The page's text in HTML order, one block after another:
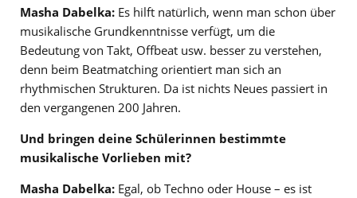
Masha Dabelka: Es hilft natürlich, wenn man schon über
musikalische Grundkenntnisse verfügt, um die
Bedeutung von Takt, Offbeat usw. besser zu verstehen,
denn beim Beatmatching orientiert man sich an
rhythmischen Strukturen. Da ist nichts Neues passiert in
den vergangenen 200 Jahren.
Und bringen deine Schülerinnen bestimmte
musikalische Vorlieben mit?
Masha Dabelka: Egal, ob Techno oder House – es ist